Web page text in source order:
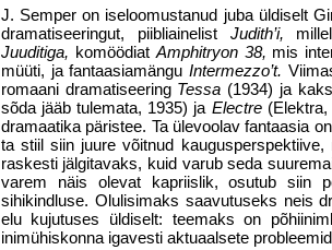
J. Semper on iseloomustanud juba üldiselt
dramatiseeringut, piibliainelist Judith’i,
Juuditiga, komöödiat Amphitryon 38, mis
müüti, ja fantaasiamänguIntermezzo’t.
romaani dramatiseering Tessa (1934) ja
sõda jääb tulemata, 1935) ja Electre
dramaatika päristee. Ta ülevoolav fantaasia
ta stiil siin juure võitnud
raskesti jälgitavaks, kuid varub seda
varem näis olevat kapriislik, osutub siin
sihikindluse. Olulisimaks saavutuseks neis
elu kujutuses üldiselt: teemaks on
inimühiskonna igavesti aktuaalsete